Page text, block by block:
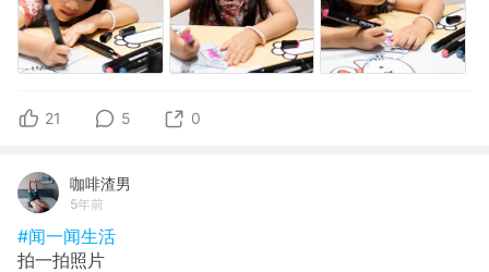
21 5 0
咖啡渣男
5年前
#闻一闻生活
拍一拍照片